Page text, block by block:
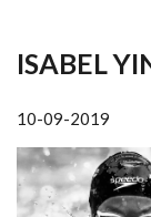
DE
AYUDA
A
LA
ISABEL
10-09-2019